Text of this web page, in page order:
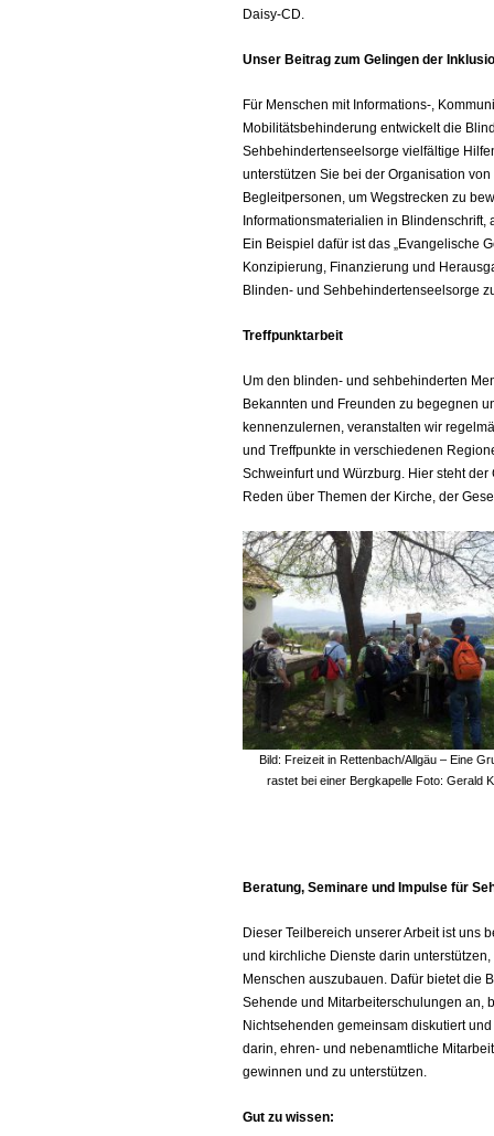
Daisy-CD.
Unser Beitrag zum Gelingen der
Für Menschen mit Informations-,
Mobilitätsbehinderung entwickelt die
Sehbehindertenseelsorge vielfältige
unterstützen Sie bei der Organisation
Begleitpersonen, um Wegstrecken zu
Informationsmaterialien in Blindenschrift,
Ein Beispiel dafür ist das „Evangelische
Konzipierung, Finanzierung und
Blinden- und Sehbehindertenseelsorge
Treffpunktarbeit
Um den blinden- und sehbehinderten
Bekannten und Freunden zu begegnen
kennenzulernen, veranstalten wir
und Treffpunkte in verschiedenen
Schweinfurt und Würzburg. Hier steht
Reden über Themen der Kirche, der
Bild: Freizeit in Rettenbach/Allgäu – Eine
rastet bei einer Bergkapelle Foto: Gerald
Beratung, Seminare und Impulse für
Dieser Teilbereich unserer Arbeit ist uns
und kirchliche Dienste darin
Menschen auszubauen. Dafür bietet die
Sehende und Mitarbeiterschulungen an,
Nichtsehenden gemeinsam diskutiert
darin, ehren- und nebenamtliche
gewinnen und zu unterstützen.
Gut zu wissen: